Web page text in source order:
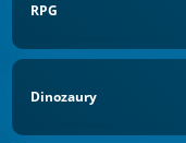
RPG
Dinozaury